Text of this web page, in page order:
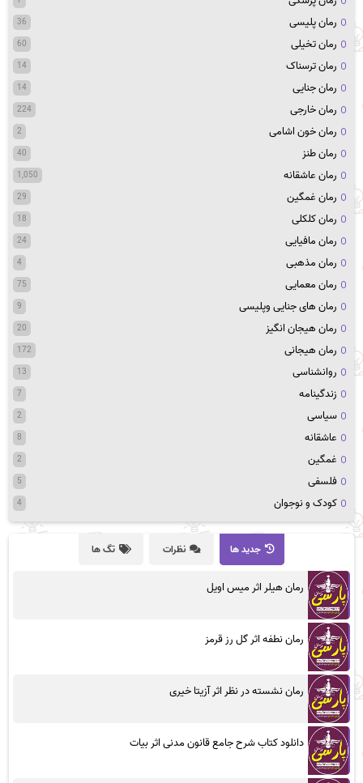
رمان پلیسی 36
رمان تخیلی 60
رمان ترسناک 14
رمان جنایی 14
رمان خارجی 224
رمان خون اشامی 2
رمان طنز 40
رمان عاشقانه 1,050
رمان غمگین 29
رمان کلکلی 18
رمان مافیایی 24
رمان مذهبی 4
رمان معمایی 75
رمان های جنایی وپلیسی 9
رمان هیجان انگیز 20
رمان هیجانی 172
روانشناسی 13
زندگینامه 7
سیاسی 2
عاشقانه 8
غمگین 2
فلسفی 5
کودک و نوجوان 4
جدید ها نظرات تگ ها
رمان هیلر اثر میس اویل
رمان نطفه اثر گل رز قرمز
رمان نشسته در نظر اثر آزیتا خیری
دانلود کتاب شرح جامع قانون مدنی اثر بیات